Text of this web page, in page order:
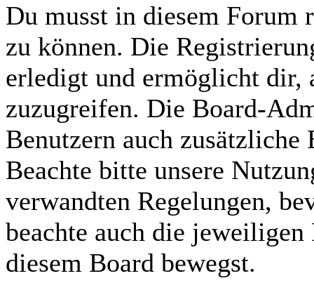
Du musst in diesem Forum
zu können. Die
erledigt und ermöglicht dir,
zuzugreifen. Die Board-
Benutzern auch zusätzliche
Beachte bitte unsere
verwandten Regelungen,
beachte auch die
diesem Board bewegst.